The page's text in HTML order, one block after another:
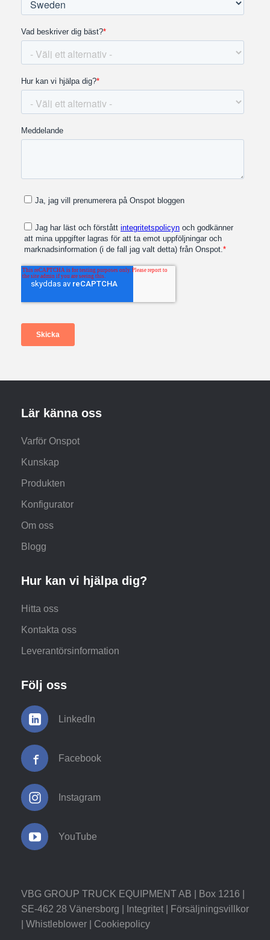
Lär känna oss
Varför Onspot
Kunskap
Produkten
Konfigurator
Om oss
Blogg
Hur kan vi hjälpa dig?
Hitta oss
Kontakta oss
Leverantörsinformation
Följ oss
LinkedIn
Facebook
Instagram
YouTube
VBG GROUP TRUCK EQUIPMENT AB | Box 1216 |
SE-462 28 Vänersborg |
Integritet
Försäljningsvillkor
Whistleblower Cookiepolicy